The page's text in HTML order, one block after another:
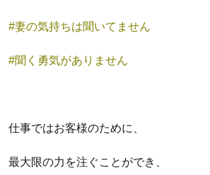
#妻の気持ちは聞いてません
#聞く勇気がありません
仕事ではお客様のために、
最大限の力を注ぐことができ、